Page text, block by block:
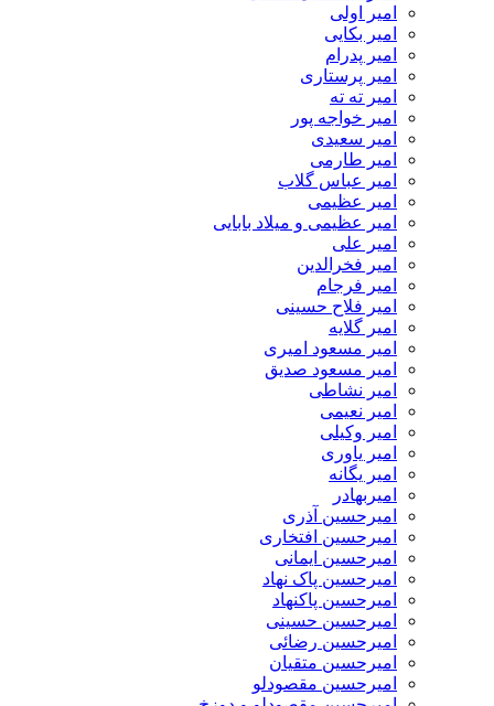
امیر اولی
امیر بکایی
امیر پدرام
امیر پرستاری
امیر ته ته
امیر خواجه پور
امیر سعیدی
امیر طارمی
امیر عباس گلاب
امیر عظیمی
امیر عظیمی و میلاد بابایی
امیر علی
امیر فخرالدین
امیر فرجام
امیر فلاح حسینی
امیر گلایه
امیر مسعود امیری
امیر مسعود صدیق
امیر نشاطی
امیر نعیمی
امیر وکیلی
امیر یاوری
امیر یگانه
امیربهادر
امیرحسین آذری
امیرحسین افتخاری
امیرحسین ایمانی
امیرحسین پاک نهاد
امیرحسین پاکنهاد
امیرحسین حسینی
امیرحسین رضائی
امیرحسین متقیان
امیرحسین مقصودلو